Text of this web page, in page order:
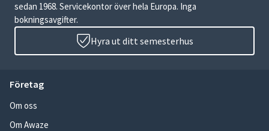
sedan 1968. Servicekontor över hela Europa. Inga
bokningsavgifter.
Hyra ut ditt semesterhus
Företag
Om oss
Om Awaze